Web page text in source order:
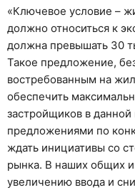
«Ключевое условие –
должно относиться к
должна превышать 30
Такое предложение,
востребованным на
обеспечить
застройщиков в
предложениями по
ждать инициативы со
рынка. В наших общих
увеличению ввода и